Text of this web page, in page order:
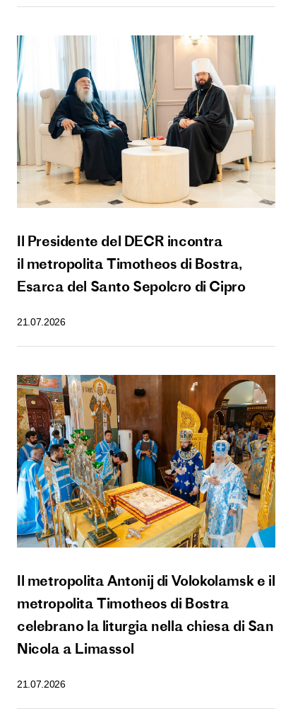
Il Presidente del DECR incontra
il metropolita Timotheos di Bostra,
Esarca del Santo Sepolcro di Cipro
21.07.2026
Il metropolita Antonij di Volokolamsk e il
metropolita Timotheos di Bostra
celebrano la liturgia nella chiesa di San
Nicola a Limassol
21.07.2026